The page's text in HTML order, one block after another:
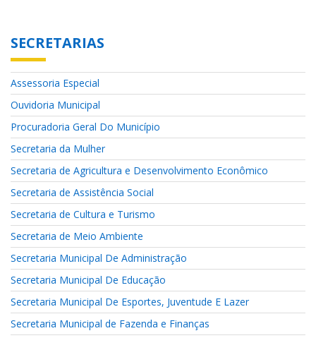
SECRETARIAS
Assessoria Especial
Ouvidoria Municipal
Procuradoria Geral Do Município
Secretaria da Mulher
Secretaria de Agricultura e Desenvolvimento Econômico
Secretaria de Assistência Social
Secretaria de Cultura e Turismo
Secretaria de Meio Ambiente
Secretaria Municipal De Administração
Secretaria Municipal De Educação
Secretaria Municipal De Esportes, Juventude E Lazer
Secretaria Municipal de Fazenda e Finanças